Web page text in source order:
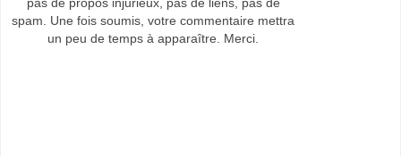
pas de propos injurieux, pas de liens, pas de
spam. Une fois soumis, votre commentaire mettra
un peu de temps à apparaître. Merci.